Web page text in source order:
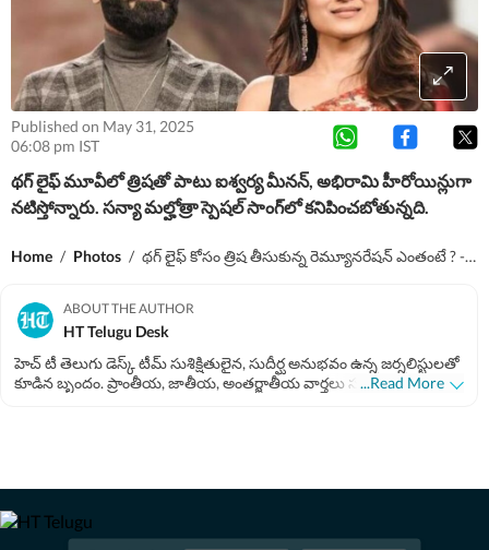
Published on May 31, 2025
06:08 pm IST
థ‌గ్ లైఫ్ మూవీలో త్రిష‌తో పాటు ఐశ్వ‌ర్య మీన‌న్‌, అభిరామి హీరోయిన్లుగా
న‌టిస్తోన్నారు. స‌న్యా మ‌ల్హోత్రా స్పెష‌ల్ సాంగ్‌లో క‌నిపించ‌బోతున్న‌ది.
Home / Photos / థ‌గ్ లైఫ్ కోసం త్రిష తీసుకున్న రెమ్యూన‌రేష‌న్ ఎంతంటే ? - శింబు కంటే ఎక్కువే!
ABOUT THE AUTHOR
HT Telugu Desk
హెచ్ టీ తెలుగు డెస్క్ టీమ్ సుశిక్షితులైన, సుదీర్ఘ అనుభవం ఉన్న జర్నలిస్టులతో
కూడిన బృందం. ప్రాంతీయ, జాతీయ, అంతర్జాతీయ వార్తలు సహా అన్ని...Read More